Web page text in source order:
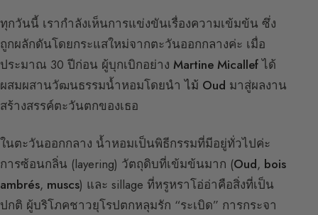
ทุกวันนี้ เรากำลังเห็นการแข่งขันเรื่องความเข้มข้น ซึ่ง
ถูกผลักดันโดยกระแสใหม่จากตะวันออกกลางค่ะ เมื่อ
ประมาณ 30 ปีก่อน ผู้บุกเบิกอย่าง Martine Micallefได้
ผสมผสานวัฒนธรรมน้ำหอมโดยนำไม้ Oud มาสู่ผลงาน
สร้างสรรค์ตะวันตกของเธอ
ในตะวันออกกลาง น้ำหอมเป็นพิธีกรรมที่มีอยู่ทั่วไปค่ะ
การซ้อนกลิ่น (layering) วัตถุดิบที่เข้มข้นมาก (Oud, bois
ambrés, muscs) และ sillage ที่หรูหราโอ่อ่าคือสิ่งที่เป็น
ปกติ ผู้บริโภคชาวยุโรปตกหลุมรัก “ระเบิด” การกระจา